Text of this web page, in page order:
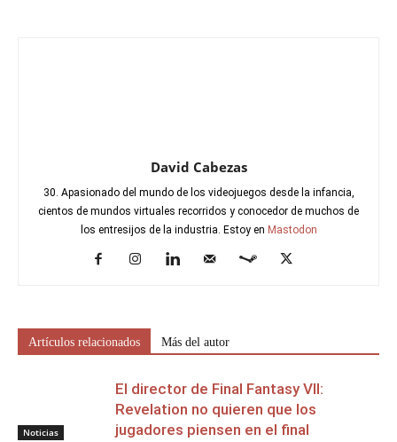
David Cabezas
30. Apasionado del mundo de los videojuegos desde la infancia,
cientos de mundos virtuales recorridos y conocedor de muchos de
los entresijos de la industria. Estoy en Mastodon
Artículos relacionados Más del autor
Noticias
El director de Final Fantasy VII:
Revelation no quieren que los
jugadores piensen en el final